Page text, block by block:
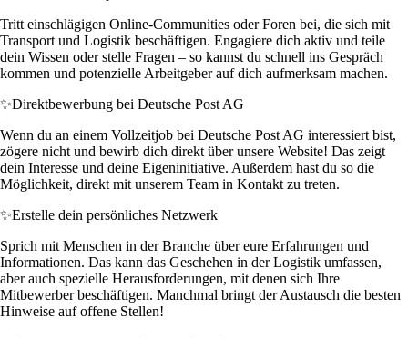
Tritt einschlägigen Online-Communities oder Foren bei, die sich mit
Transport und Logistik beschäftigen. Engagiere dich aktiv und teile
dein Wissen oder stelle Fragen – so kannst du schnell ins Gespräch
kommen und potenzielle Arbeitgeber auf dich aufmerksam machen.
✨Direktbewerbung bei Deutsche Post AG
Wenn du an einem Vollzeitjob bei Deutsche Post AG interessiert bist,
zögere nicht und bewirb dich direkt über unsere Website! Das zeigt
dein Interesse und deine Eigeninitiative. Außerdem hast du so die
Möglichkeit, direkt mit unserem Team in Kontakt zu treten.
✨Erstelle dein persönliches Netzwerk
Sprich mit Menschen in der Branche über eure Erfahrungen und
Informationen. Das kann das Geschehen in der Logistik umfassen,
aber auch spezielle Herausforderungen, mit denen sich Ihre
Mitbewerber beschäftigen. Manchmal bringt der Austausch die besten
Hinweise auf offene Stellen!